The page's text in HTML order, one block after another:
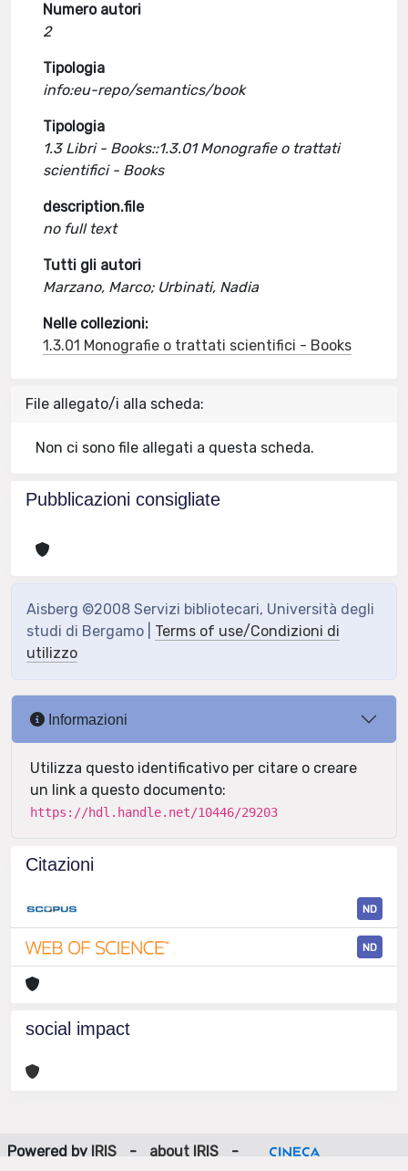
Numero autori
2
Tipologia
info:eu-repo/semantics/book
Tipologia
1.3 Libri - Books::1.3.01 Monografie o trattati
scientifici - Books
description.file
no full text
Tutti gli autori
Marzano, Marco; Urbinati, Nadia
Nelle collezioni:
1.3.01 Monografie o trattati scientifici - Books
File allegato/i alla scheda:
Non ci sono file allegati a questa scheda.
Pubblicazioni consigliate
Aisberg ©2008 Servizi bibliotecari, Università degli
studi di Bergamo | Terms of use/Condizioni di
utilizzo
Informazioni
Utilizza questo identificativo per citare o creare
un link a questo documento:
https://hdl.handle.net/10446/29203
Citazioni
ND
ND
social impact
Powered by IRIS - about IRIS
-